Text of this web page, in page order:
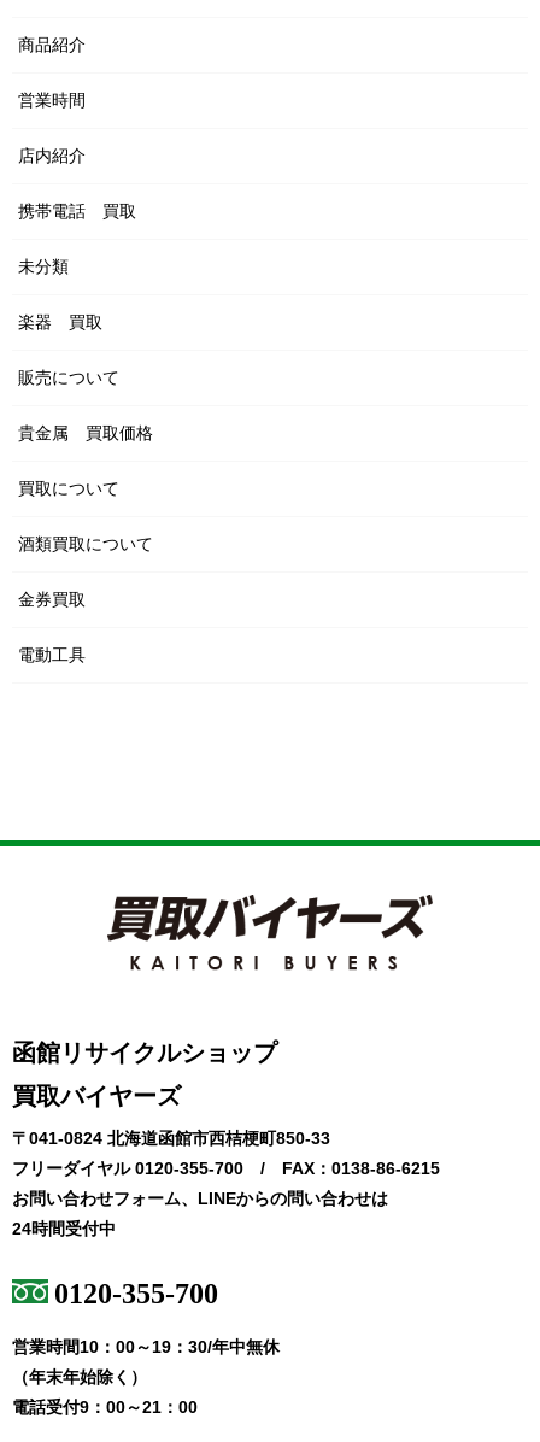
商品紹介
営業時間
店内紹介
携帯電話 買取
未分類
楽器 買取
販売について
貴金属 買取価格
買取について
酒類買取について
金券買取
電動工具
函館リサイクルショップ
買取バイヤーズ
〒041-0824 北海道函館市西桔梗町850-33
フリーダイヤル 0120-355-700 / FAX：0138-86-6215
お問い合わせフォーム、LINEからの問い合わせは
24時間受付中
0120-355-700
営業時間10：00～19：30/年中無休
（年末年始除く）
電話受付9：00～21：00